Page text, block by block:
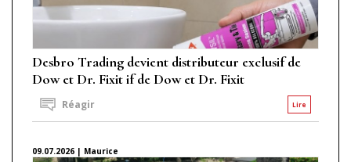
Desbro Trading devient distributeur exclusif de
Dow et Dr. Fixit if de Dow et Dr. Fixit
Lire
Réagir
09.07.2026 | Maurice